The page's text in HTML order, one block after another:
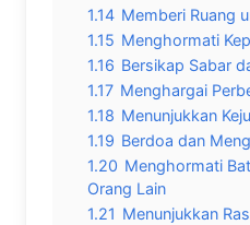
1.14 Memberi Ruang
1.15 Menghormati
1.16 Bersikap Sabar
1.17 Menghargai
1.18 Menunjukkan
1.19 Berdoa dan
1.20 Menghormati
Orang Lain
1.21 Menunjukkan